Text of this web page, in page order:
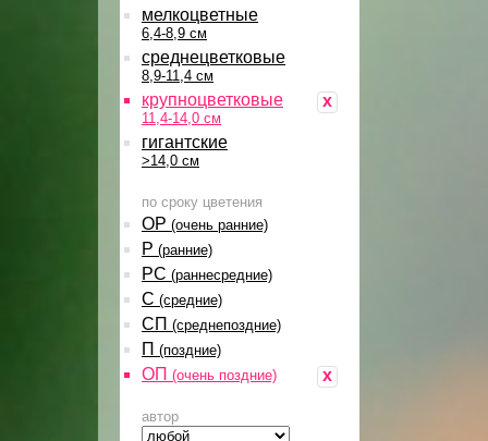
мелкоцветные
6,4-8,9 см
среднецветковые
8,9-11,4 см
x
крупноцветковые
11,4-14,0 см
гигантские
>14,0 см
по сроку цветения
ОР (очень ранние)
Р (ранние)
РС (раннесредние)
С (средние)
СП (среднепоздние)
П (поздние)
x
ОП (очень поздние)
автор